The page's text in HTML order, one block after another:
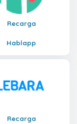
Recarga
Hablapp
Recarga